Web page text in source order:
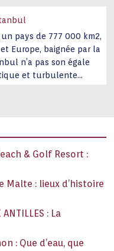
pays de 777 000 km2,
Europe, baignée par la
n’a pas son égale
et turbulente
& Golf Resort :
Malte : lieux d’histoire
ANTILLES : La
: Que d’eau, que